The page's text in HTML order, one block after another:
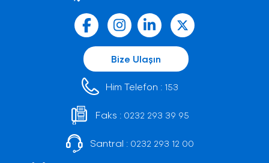
Bize Ulaşın
Him Telefon : 153
Faks : 0232 293 39 95
Santral : 0232 293 12 00